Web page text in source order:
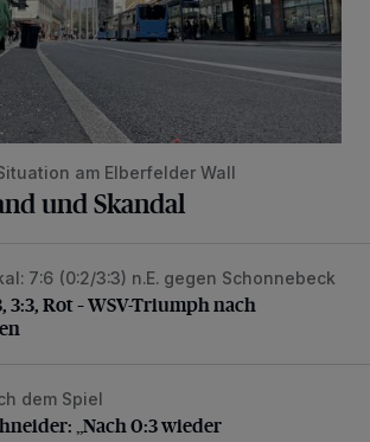
am Elberfelder Wall
und Skandal
3:3, Rot – WSV-Triumph nach
7:6 (0:2/3:3) n.E. gegen Schonnebeck
Rot – WSV-Triumph nach
„Nach 0:3 wieder aufgestanden“
dem Spiel
„Nach 0:3 wieder